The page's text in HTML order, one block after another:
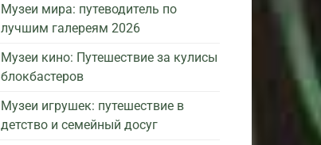
Музеи мира: путеводитель по
лучшим галереям 2026
Музеи кино: Путешествие за кулисы
блокбастеров
Музеи игрушек: путешествие в
детство и семейный досуг